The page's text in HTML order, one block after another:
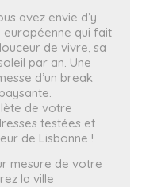
avez envie d’y
européenne qui fait
de vivre, sa
par an. Une
d’un break
de votre
testées et
de Lisbonne !
mesure de votre
la ville